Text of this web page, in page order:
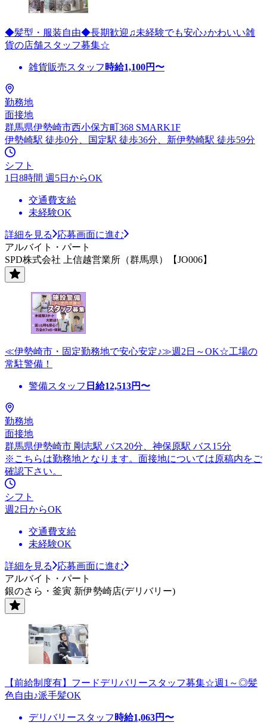
◆髪型・服装自由◆長期歓迎♫未経験でも安心♪かわいい雑
貨の店舗スタッフ募集☆
雑貨販売スタッフ 時給1,100円〜
勤務地
面接地
群馬県伊勢崎市西小保方町368 SMARK1F
伊勢崎駅 徒歩0分、国定駅 徒歩36分、新伊勢崎駅 徒歩59分
シフト
1日8時間 週5日からOK
交通費支給
未経験OK
詳細を見る
応募画面に進む
アルバイト・パート
SPD株式会社 上信越営業所（群馬県）【JO006】
≪伊勢崎市・固定勤務地で安心安定♪≫週2日～OK☆工場の
常駐警備！
警備スタッフ 日給12,513円〜
勤務地
面接地
群馬県伊勢崎市 剛志駅 バス20分、神保原駅 バス15分
※こちらは勤務地となります。面接地については原稿内をご
確認下さい。
シフト
週2日からOK
交通費支給
未経験OK
詳細を見る
応募画面に進む
アルバイト・パート
銀のさら・釜寅 新伊勢崎店(デリバリー)
【前給制度有】フードデリバリースタッフ募集☆週1～◎髪
色自由♪派手髪OK
デリバリースタッフ 時給1,063円〜